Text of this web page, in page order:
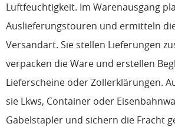
Luftfeuchtigkeit. Im Warenausgang
Auslieferungstouren und ermitteln
Versandart. Sie stellen Lieferungen
verpacken die Ware und erstellen
Lieferscheine oder Zollerklärungen.
sie Lkws, Container oder
Gabelstapler und sichern die Fracht